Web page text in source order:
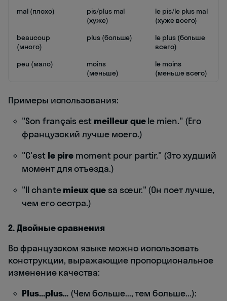
mal (плохо)
pis/plus mal
(хуже)
le pis/le plus mal
(хуже всего)
beaucoup
(много)
plus (больше)
le plus (больше
всего)
peu (мало)
moins
(меньше)
le moins
(меньше всего)
Примеры использования:
"Son français est meilleur quele mien." (Его
французский лучше моего.)
"C'est le pire moment pour partir." (Это худший
момент для отъезда.)
"Il chantemieux que sa sœur." (Он поет лучше,
чем его сестра.)
2. Двойные сравнения
Во французском языке можно использовать
конструкции, выражающие пропорциональное
изменение качества:
Plus...plus... (Чем больше..., тем больше...):